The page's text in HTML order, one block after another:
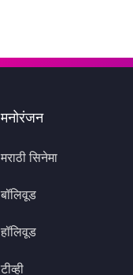
मनोरंजन
मराठी सिनेमा
बॉलिवूड
हॉलिवूड
टीव्ही